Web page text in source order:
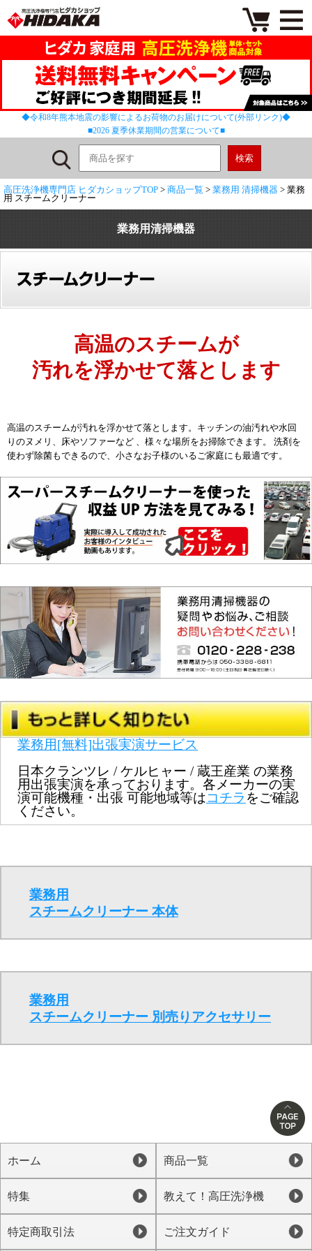
◆令和8年熊本地震の影響によるお荷物のお届けについて(外部リンク)◆
■2026 夏季休業期間の営業について■
高圧洗浄機専門店 ヒダカショップTOP > 商品一覧 > 業務用 清掃機器 > 業務
用 スチームクリーナー
業務用清掃機器
高温のスチームが
汚れを浮かせて落とします
高温のスチームが汚れを浮かせて落とします。キッチンの油汚れや水回
りのヌメリ、床やソファーなど 、様々な場所をお掃除できます。 洗剤を
使わず除菌もできるので、小さなお子様のいるご家庭にも最適です。
業務用[無料]出張実演サービス
日本クランツレ / ケルヒャー / 蔵王産業 の業務
用出張実演を承っております。各メーカーの実
演可能機種・出張 可能地域等はコチラ をご確認
ください。
業務用
スチームクリーナー 本体
業務用
スチームクリーナー 別売りアクセサリー
ホーム 商品一覧
特集 教えて！高圧洗浄機
特定商取引法 ご注文ガイド